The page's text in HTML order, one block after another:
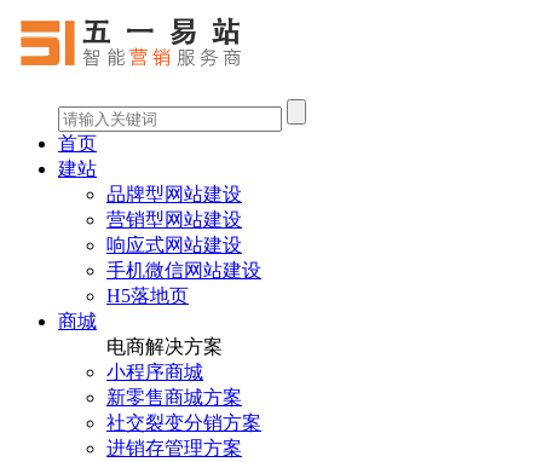
首页
建站
品牌型网站建设
营销型网站建设
响应式网站建设
手机微信网站建设
H5落地页
商城
电商解决方案
小程序商城
新零售商城方案
社交裂变分销方案
进销存管理方案